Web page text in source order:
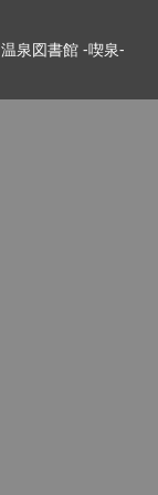
温泉図書館 -喫泉-